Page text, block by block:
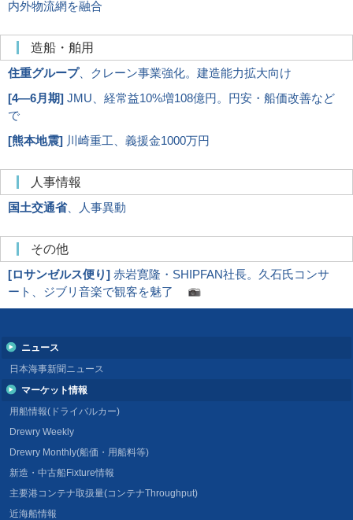
内外物流網を融合
造船・舶用
住重グループ、クレーン事業強化。建造能力拡大向け
[4―6月期] JMU、経常益10%増108億円。円安・船価改善など
で
[熊本地震] 川崎重工、義援金1000万円
人事情報
国土交通省、人事異動
その他
[ロサンゼルス便り] 赤岩寛隆・SHIPFAN社長。久石氏コンサ
ート、ジブリ音楽で観客を魅了
ニュース
日本海事新聞ニュース
マーケット情報
用船情報(ドライバルカー)
Drewry Weekly
Drewry Monthly(船価・用船料等)
新造・中古船Fixture情報
主要港コンテナ取扱量(コンテナThroughput)
近海船情報